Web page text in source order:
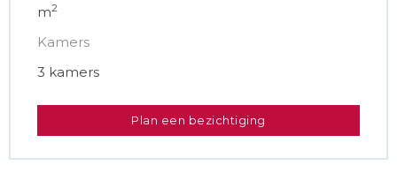
m2
Kamers
3 kamers
Plan een bezichtiging